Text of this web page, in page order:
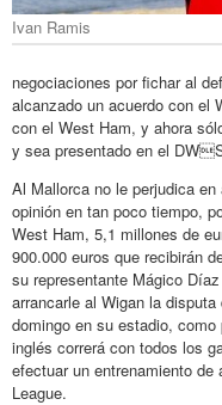
Ivan Ramis
negociaciones por fichar al
alcanzado un acuerdo con el
con el West Ham, y ahora
y sea presentado en el
Al Mallorca no le perjudica
opinión en tan poco tiempo,
West Ham, 5,1 millones de
900.000 euros que recibirán
su representante Mágico
arrancarle al Wigan la
domingo en su estadio,
inglés correrá con todos los
efectuar un entrenamiento
League.